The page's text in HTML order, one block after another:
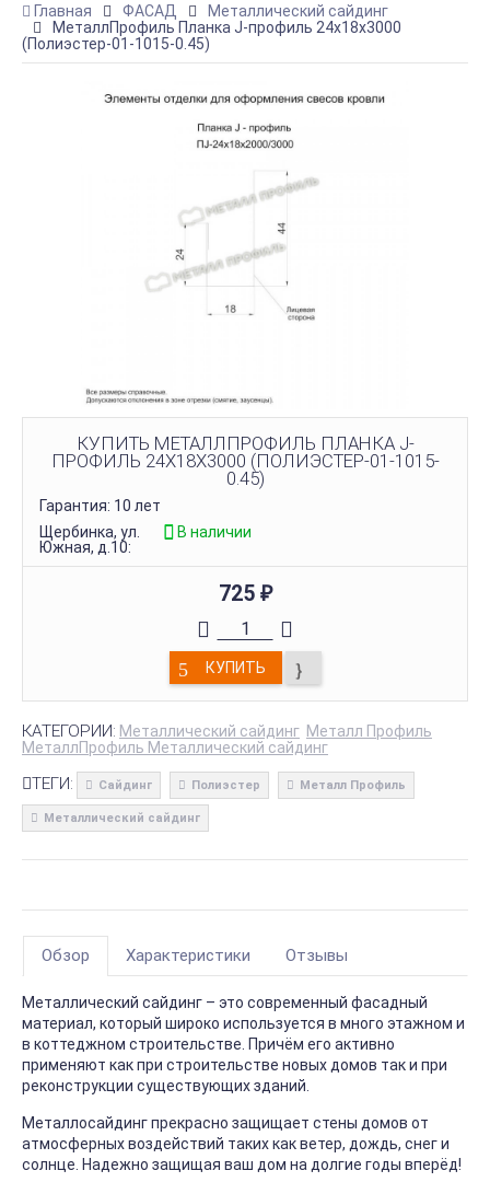
Главная ФАСАД
Металлический сайдинг
МеталлПрофиль Планка J-профиль 24х18х3000
(Полиэстер-01-1015-0.45)
КУПИТЬ МЕТАЛЛПРОФИЛЬ ПЛАНКА J-
ПРОФИЛЬ 24Х18Х3000 (ПОЛИЭСТЕР-01-1015-
0.45)
Гарантия: 10 лет
Щербинка, ул.
Южная, д.10:
В наличии
725 ₽
КУПИТЬ
КАТЕГОРИИ: Металлический сайдинг Металл Профиль
МеталлПрофиль Металлический сайдинг
ТЕГИ: Сайдинг Полиэстер Металл Профиль
Металлический сайдинг
Обзор Характеристики Отзывы
Металлический сайдинг – это современный фасадный
материал, который широко используется в много этажном и
в коттеджном строительстве. Причём его активно
применяют как при строительстве новых домов так и при
реконструкции существующих зданий.
Металлосайдинг прекрасно защищает стены домов от
атмосферных воздействий таких как ветер, дождь, снег и
солнце. Надежно защищая ваш дом на долгие годы вперёд!